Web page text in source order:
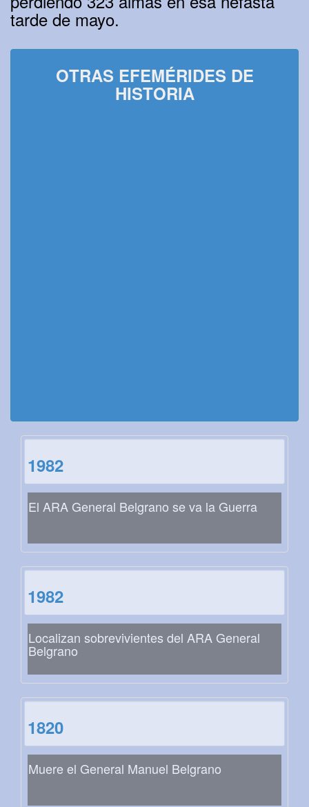
tarde de mayo.
OTRAS EFEMÉRIDES DE
HISTORIA
1982
El ARA General Belgrano se va la Guerra
1982
Localizan sobrevivientes del ARA General
Belgrano
1820
Muere el General Manuel Belgrano